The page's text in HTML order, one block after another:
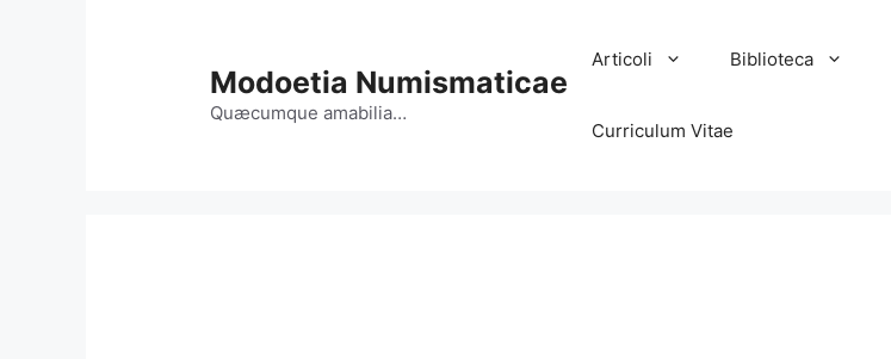
Modoetia Numismaticae
Quæcumque amabilia…
Articoli Biblioteca
Curriculum Vitae